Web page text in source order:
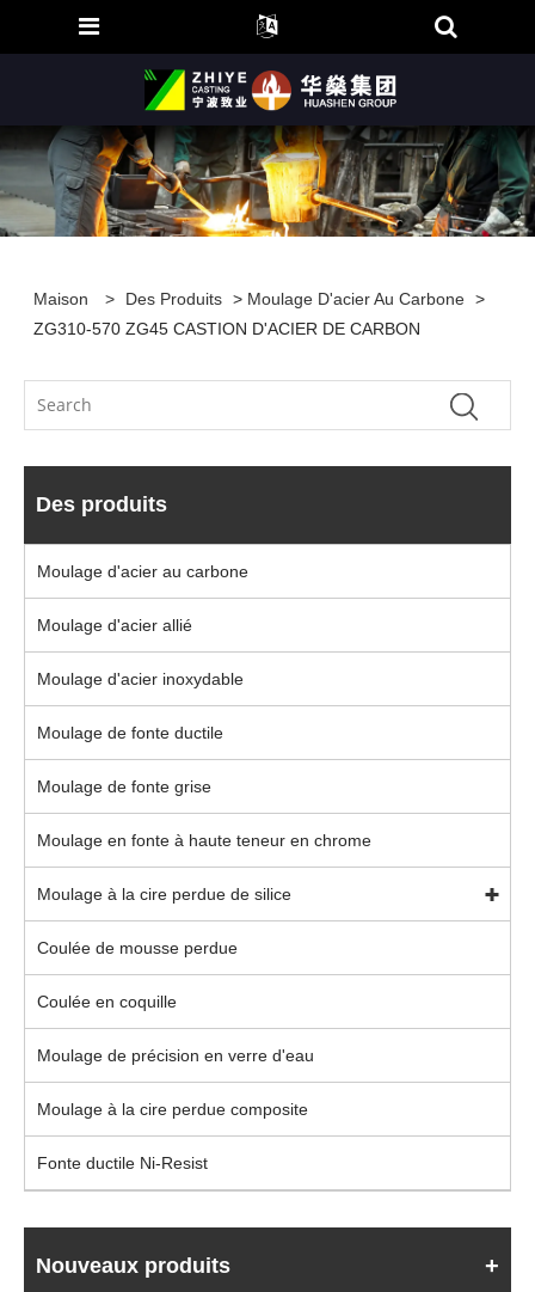
Maison > Des Produits > Moulage D'acier Au Carbone >
ZG310-570 ZG45 CASTION D'ACIER DE CARBON
Des produits
Moulage d'acier au carbone
Moulage d'acier allié
Moulage d'acier inoxydable
Moulage de fonte ductile
Moulage de fonte grise
Moulage en fonte à haute teneur en chrome
Moulage à la cire perdue de silice
Coulée de mousse perdue
Coulée en coquille
Moulage de précision en verre d'eau
Moulage à la cire perdue composite
Fonte ductile Ni-Resist
Nouveaux produits